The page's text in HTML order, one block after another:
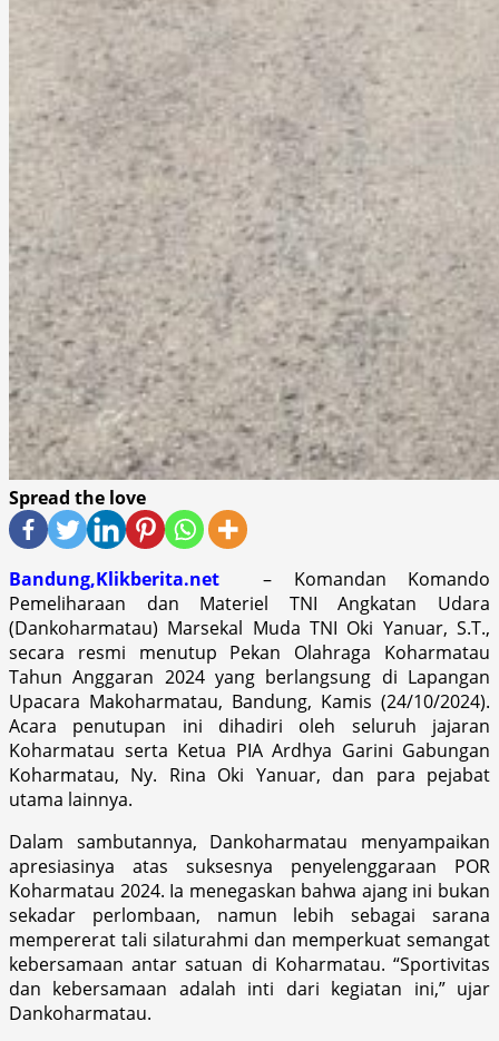
Spread the love
Bandung,Klikberita.net – Komandan Komando
Pemeliharaan dan Materiel TNI Angkatan Udara
(Dankoharmatau) Marsekal Muda TNI Oki Yanuar, S.T.,
secara resmi menutup Pekan Olahraga Koharmatau
Tahun Anggaran 2024 yang berlangsung di Lapangan
Upacara Makoharmatau, Bandung, Kamis (24/10/2024).
Acara penutupan ini dihadiri oleh seluruh jajaran
Koharmatau serta Ketua PIA Ardhya Garini Gabungan
Koharmatau, Ny. Rina Oki Yanuar, dan para pejabat
utama lainnya.
Dalam sambutannya, Dankoharmatau menyampaikan
apresiasinya atas suksesnya penyelenggaraan POR
Koharmatau 2024. Ia menegaskan bahwa ajang ini bukan
sekadar perlombaan, namun lebih sebagai sarana
mempererat tali silaturahmi dan memperkuat semangat
kebersamaan antar satuan di Koharmatau. “Sportivitas
dan kebersamaan adalah inti dari kegiatan ini,” ujar
Dankoharmatau.